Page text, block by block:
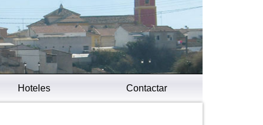
Hoteles Contactar